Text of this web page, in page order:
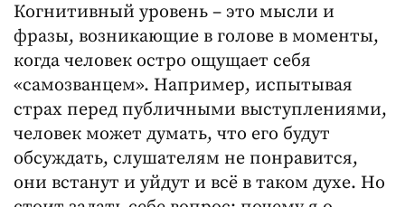
Когнитивный уровень – это мысли и
фразы, возникающие в голове в моменты,
когда человек остро ощущает себя
«самозванцем». Например, испытывая
страх перед публичными выступлениями,
человек может думать, что его будут
обсуждать, слушателям не понравится,
они встанут и уйдут и всё в таком духе. Но